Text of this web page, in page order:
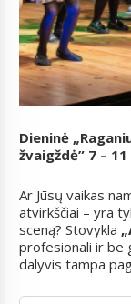
Dieninė
žvaigždė” 7 –
Ar Jūsų vaikas
atvirkščiai – yra
sceną? Stovykla
profesionali ir be
dalyvis tampa